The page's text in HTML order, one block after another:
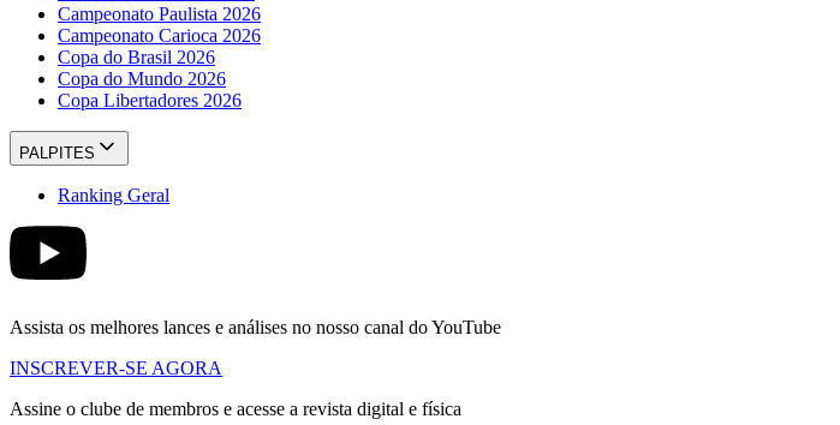
Campeonato Paulista 2026
Campeonato Carioca 2026
Copa do Brasil 2026
Copa do Mundo 2026
Copa Libertadores 2026
PALPITES
Ranking Geral
Assista os melhores lances e análises no nosso canal do YouTube
INSCREVER-SE AGORA
Assine o clube de membros e acesse a revista digital e física